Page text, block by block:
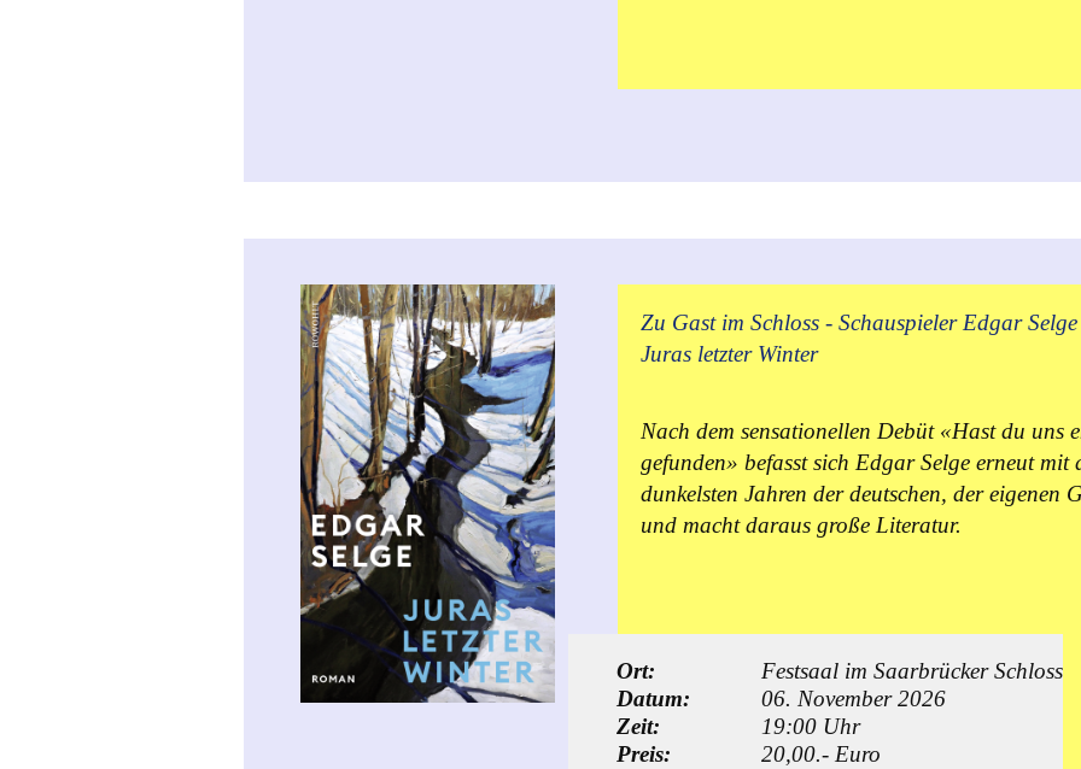
Zu Gast im Schloss - Schauspieler Edgar
Juras letzter Winter
Nach dem sensationellen Debüt «Hast du uns
gefunden» befasst sich Edgar Selge erneut mit
dunkelsten Jahren der deutschen, der eigenen
und macht daraus große Literatur.
Ort:
Datum:
Zeit:
Preis:
Festsaal im Saarbrücker Schloss
06. November 2026
19:00 Uhr
20,00.- Euro